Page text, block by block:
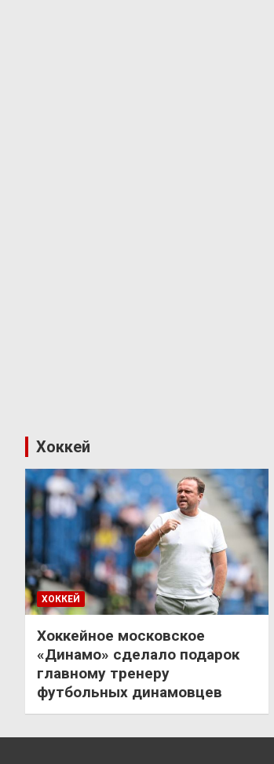
Хоккей
ХОККЕЙ
Хоккейное московское
«Динамо» сделало подарок
главному тренеру
футбольных динамовцев